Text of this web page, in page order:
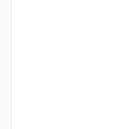
مصرف‌کنندگان در
در حفظ منابع آبی